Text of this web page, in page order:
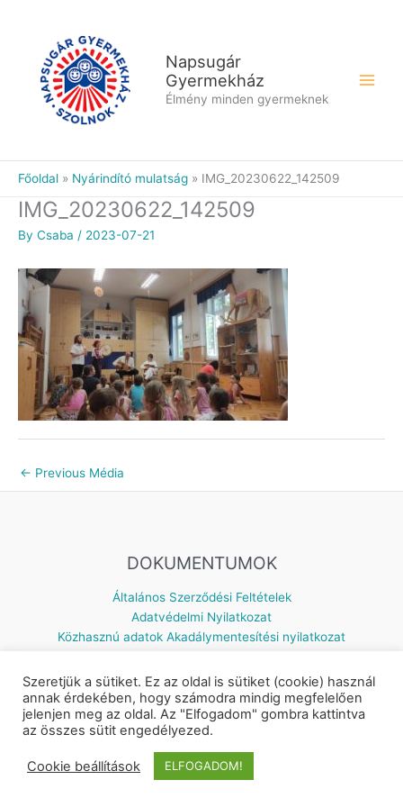
Napsugár
Gyermekház
Élmény minden gyermeknek
Főoldal Nyárindító mulatság IMG_20230622_142509
IMG_20230622_142509
By Csaba / 2023-07-21
← Previous Média
DOKUMENTUMOK
Általános Szerződési Feltételek
Adatvédelmi Nyilatkozat
Közhasznú adatok Akadálymentesítési nyilatkozat
Készítette: © 2026 Napsugár Gyermekház | Powered by
Szeretjük a sütiket. Ez az oldal is sütiket (cookie) használ
annak érdekében, hogy számodra mindig megfelelően
jelenjen meg az oldal. Az "Elfogadom" gombra kattintva
az összes sütit engedélyezed.
Cookie beállítások ELFOGADOM!